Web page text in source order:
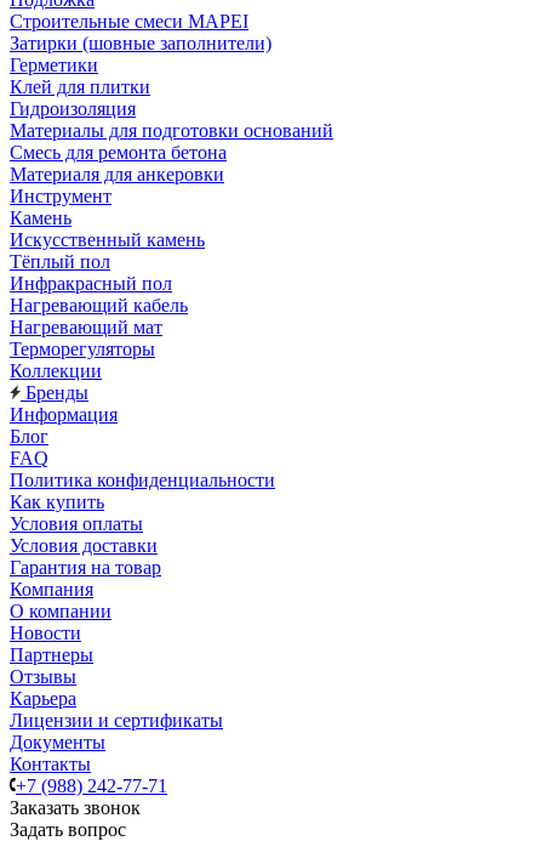
Строительные смеси MAPEI
Затирки (шовные заполнители)
Герметики
Клей для плитки
Гидроизоляция
Материалы для подготовки оснований
Смесь для ремонта бетона
Материаля для анкеровки
Инструмент
Камень
Искусственный камень
Тёплый пол
Инфракрасный пол
Нагревающий кабель
Нагревающий мат
Терморегуляторы
Коллекции
Бренды
Информация
Блог
FAQ
Политика конфиденциальности
Как купить
Условия оплаты
Условия доставки
Гарантия на товар
Компания
О компании
Новости
Партнеры
Отзывы
Карьера
Лицензии и сертификаты
Документы
Контакты
+7 (988) 242-77-71
Заказать звонок
Задать вопрос